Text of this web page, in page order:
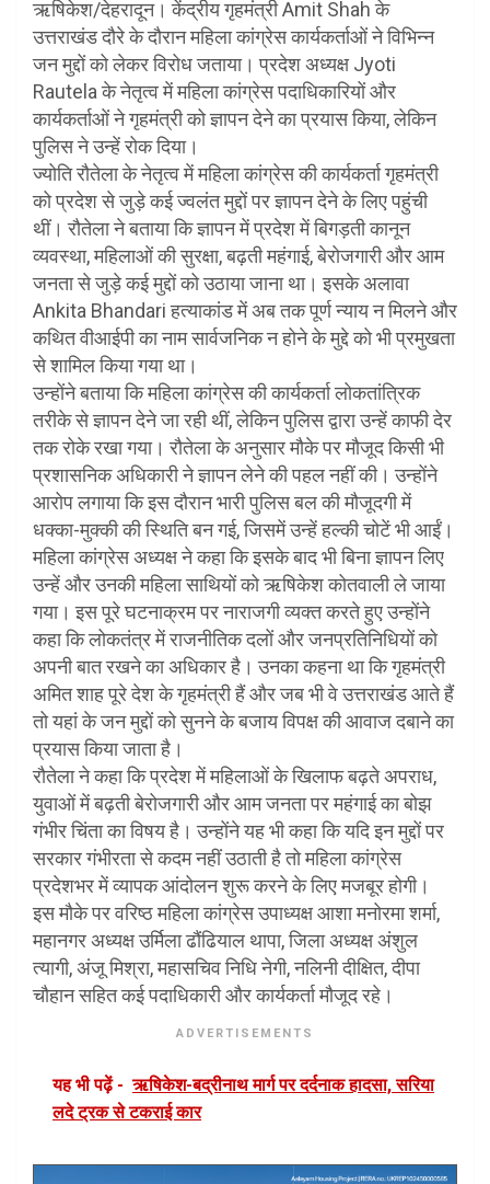
ऋषिकेश/देहरादून। केंद्रीय गृहमंत्री Amit Shah के
उत्तराखंड दौरे के दौरान महिला कांग्रेस कार्यकर्ताओं ने विभिन्न
जन मुद्दों को लेकर विरोध जताया। प्रदेश अध्यक्ष Jyoti
Rautela के नेतृत्व में महिला कांग्रेस पदाधिकारियों और
कार्यकर्ताओं ने गृहमंत्री को ज्ञापन देने का प्रयास किया, लेकिन
पुलिस ने उन्हें रोक दिया।
ज्योति रौतेला के नेतृत्व में महिला कांग्रेस की कार्यकर्ता गृहमंत्री
को प्रदेश से जुड़े कई ज्वलंत मुद्दों पर ज्ञापन देने के लिए पहुंची
थीं। रौतेला ने बताया कि ज्ञापन में प्रदेश में बिगड़ती कानून
व्यवस्था, महिलाओं की सुरक्षा, बढ़ती महंगाई, बेरोजगारी और आम
जनता से जुड़े कई मुद्दों को उठाया जाना था। इसके अलावा
Ankita Bhandari हत्याकांड में अब तक पूर्ण न्याय न मिलने और
कथित वीआईपी का नाम सार्वजनिक न होने के मुद्दे को भी प्रमुखता
से शामिल किया गया था।
उन्होंने बताया कि महिला कांग्रेस की कार्यकर्ता लोकतांत्रिक
तरीके से ज्ञापन देने जा रही थीं, लेकिन पुलिस द्वारा उन्हें काफी देर
तक रोके रखा गया। रौतेला के अनुसार मौके पर मौजूद किसी भी
प्रशासनिक अधिकारी ने ज्ञापन लेने की पहल नहीं की। उन्होंने
आरोप लगाया कि इस दौरान भारी पुलिस बल की मौजूदगी में
धक्का-मुक्की की स्थिति बन गई, जिसमें उन्हें हल्की चोटें भी आईं।
महिला कांग्रेस अध्यक्ष ने कहा कि इसके बाद भी बिना ज्ञापन लिए
उन्हें और उनकी महिला साथियों को ऋषिकेश कोतवाली ले जाया
गया। इस पूरे घटनाक्रम पर नाराजगी व्यक्त करते हुए उन्होंने
कहा कि लोकतंत्र में राजनीतिक दलों और जनप्रतिनिधियों को
अपनी बात रखने का अधिकार है। उनका कहना था कि गृहमंत्री
अमित शाह पूरे देश के गृहमंत्री हैं और जब भी वे उत्तराखंड आते हैं
तो यहां के जन मुद्दों को सुनने के बजाय विपक्ष की आवाज दबाने का
प्रयास किया जाता है।
रौतेला ने कहा कि प्रदेश में महिलाओं के खिलाफ बढ़ते अपराध,
युवाओं में बढ़ती बेरोजगारी और आम जनता पर महंगाई का बोझ
गंभीर चिंता का विषय है। उन्होंने यह भी कहा कि यदि इन मुद्दों पर
सरकार गंभीरता से कदम नहीं उठाती है तो महिला कांग्रेस
प्रदेशभर में व्यापक आंदोलन शुरू करने के लिए मजबूर होगी।
इस मौके पर वरिष्ठ महिला कांग्रेस उपाध्यक्ष आशा मनोरमा शर्मा,
महानगर अध्यक्ष उर्मिला ढौंढियाल थापा, जिला अध्यक्ष अंशुल
त्यागी, अंजू मिश्रा, महासचिव निधि नेगी, नलिनी दीक्षित, दीपा
चौहान सहित कई पदाधिकारी और कार्यकर्ता मौजूद रहे।
ADVERTISEMENTS
यह भी पढ़ें - ऋषिकेश-बद्रीनाथ मार्ग पर दर्दनाक हादसा, सरिया
लदे ट्रक से टकराई कार